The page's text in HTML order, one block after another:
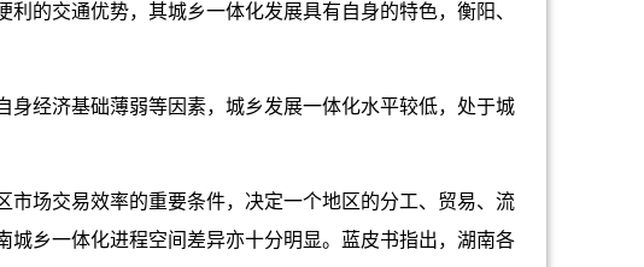
的交通优势，其城乡一体化发展具有自身的特色，衡阳、
经济基础薄弱等因素，城乡发展一体化水平较低，处于城
场交易效率的重要条件，决定一个地区的分工、贸易、流
城乡一体化进程空间差异亦十分明显。蓝皮书指出，湖南各